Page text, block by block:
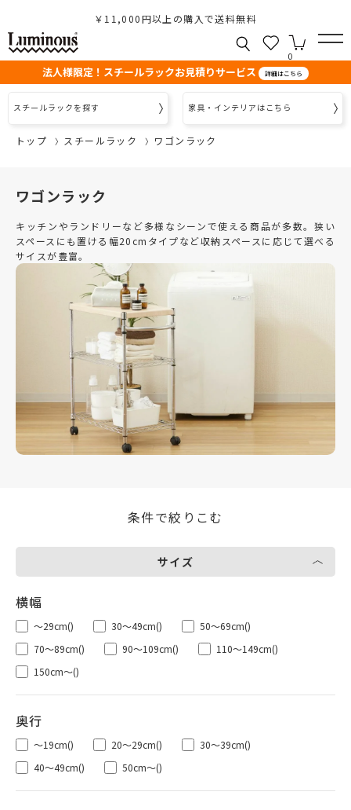
￥11,000円以上の購入で送料無料
0
法人様限定！スチールラックお見積りサービス 詳細はこちら
スチールラックを探す 家具・インテリアはこちら
トップ スチールラック ワゴンラック
ワゴンラック
キッチンやランドリーなど多様なシーンで使える商品が多数。狭い
スペースにも置ける幅20cmタイプなど収納スペースに応じて選べる
サイスが豊富。
条件で絞りこむ
サイズ
～29cm() 30～49cm() 50～69cm()
70～89cm() 90～109cm() 110～149cm()
150cm～()
～19cm() 20～29cm() 30～39cm()
40～49cm() 50cm～()